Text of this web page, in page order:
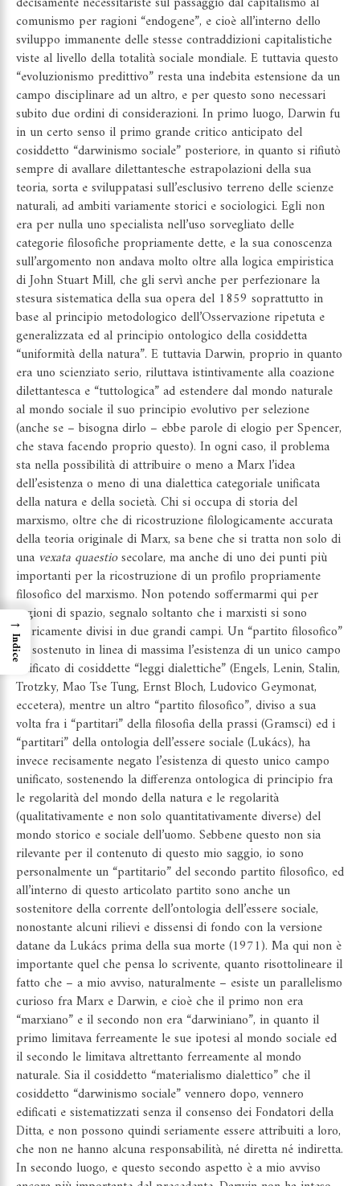
comunismo per ragioni “endogene”, e cioè all’interno dello
sviluppo immanente delle stesse contraddizioni capitalistiche
viste al livello della totalità sociale mondiale. E tuttavia questo
“evoluzionismo predittivo” resta una indebita estensione da un
campo disciplinare ad un altro, e per questo sono necessari
subito due ordini di considerazioni. In primo luogo, Darwin fu
in un certo senso il primo grande critico anticipato del
cosiddetto “darwinismo sociale” posteriore, in quanto si rifiutò
sempre di avallare dilettantesche estrapolazioni della sua
teoria, sorta e sviluppatasi sull’esclusivo terreno delle scienze
naturali, ad ambiti variamente storici e sociologici. Egli non
era per nulla uno specialista nell’uso sorvegliato delle
categorie filosofiche propriamente dette, e la sua conoscenza
sull’argomento non andava molto oltre alla logica empiristica
di John Stuart Mill, che gli servì anche per perfezionare la
stesura sistematica della sua opera del 1859 soprattutto in
base al principio metodologico dell’Osservazione ripetuta e
generalizzata ed al principio ontologico della cosiddetta
“uniformità della natura”. E tuttavia Darwin, proprio in quanto
era uno scienziato serio, riluttava istintivamente alla coazione
dilettantesca e “tuttologica” ad estendere dal mondo naturale
al mondo sociale il suo principio evolutivo per selezione
(anche se – bisogna dirlo – ebbe parole di elogio per Spencer,
che stava facendo proprio questo). In ogni caso, il problema
sta nella possibilità di attribuire o meno a Marx l’idea
dell’esistenza o meno di una dialettica categoriale unificata
della natura e della società. Chi si occupa di storia del
marxismo, oltre che di ricostruzione filologicamente accurata
della teoria originale di Marx, sa bene che si tratta non solo di
una vexata quaestiosecolare, ma anche di uno dei punti più
importanti per la ricostruzione di un profilo propriamente
filosofico del marxismo. Non potendo soffermarmi qui per
ragioni di spazio, segnalo soltanto che i marxisti si sono
storicamente divisi in due grandi campi. Un “partito filosofico”
ha sostenuto in linea di massima l’esistenza di un unico campo
unificato di cosiddette “leggi dialettiche” (Engels, Lenin, Stalin,
Trotzky, Mao Tse Tung, Ernst Bloch, Ludovico Geymonat,
eccetera), mentre un altro “partito filosofico”, diviso a sua
volta fra i “partitari” della filosofia della prassi (Gramsci) ed i
“partitari” della ontologia dell’essere sociale (Lukács), ha
invece recisamente negato l’esistenza di questo unico campo
unificato, sostenendo la differenza ontologica di principio fra
le regolarità del mondo della natura e le regolarità
(qualitativamente e non solo quantitativamente diverse) del
mondo storico e sociale dell’uomo. Sebbene questo non sia
rilevante per il contenuto di questo mio saggio, io sono
personalmente un “partitario” del secondo partito filosofico, ed
all’interno di questo articolato partito sono anche un
sostenitore della corrente dell’ontologia dell’essere sociale,
nonostante alcuni rilievi e dissensi di fondo con la versione
datane da Lukács prima della sua morte (1971). Ma qui non è
importante quel che pensa lo scrivente, quanto risottolineare il
fatto che – a mio avviso, naturalmente – esiste un parallelismo
curioso fra Marx e Darwin, e cioè che il primo non era
“marxiano” e il secondo non era “darwiniano”, in quanto il
primo limitava ferreamente le sue ipotesi al mondo sociale ed
il secondo le limitava altrettanto ferreamente al mondo
naturale. Sia il cosiddetto “materialismo dialettico” che il
cosiddetto “darwinismo sociale” vennero dopo, vennero
edificati e sistematizzati senza il consenso dei Fondatori della
Ditta, e non possono quindi seriamente essere attribuiti a loro,
che non ne hanno alcuna responsabilità, né diretta né indiretta.
In secondo luogo, e questo secondo aspetto è a mio avviso
→
Indice